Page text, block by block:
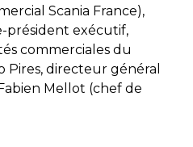
Scania France),
président exécutif,
commerciales du
Pires, directeur général
Mellot (chef de